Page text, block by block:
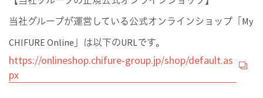
当社グループが運営している公式オンラインショップ「My
CHIFURE Online」は以下のURLです。
https://onlineshop.chifure-group.jp/shop/default.as
px